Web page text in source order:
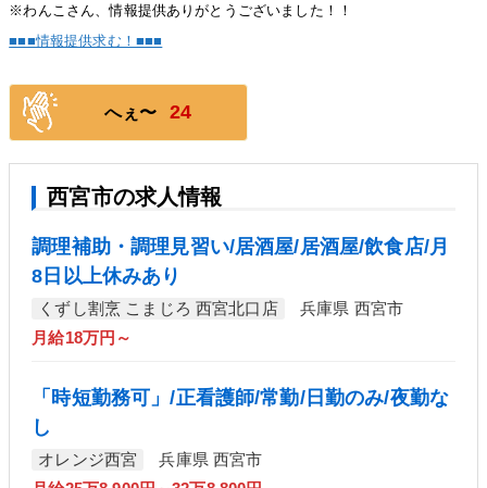
※わんこさん、情報提供ありがとうございました！！
■■■情報提供求む！■■■
へぇ〜 24
西宮市の求人情報
調理補助・調理見習い/居酒屋/居酒屋/飲食店/月
8日以上休みあり
くずし割烹 こまじろ 西宮北口店
兵庫県 西宮市
月給18万円～
「時短勤務可」/正看護師/常勤/日勤のみ/夜勤な
し
オレンジ西宮
兵庫県 西宮市